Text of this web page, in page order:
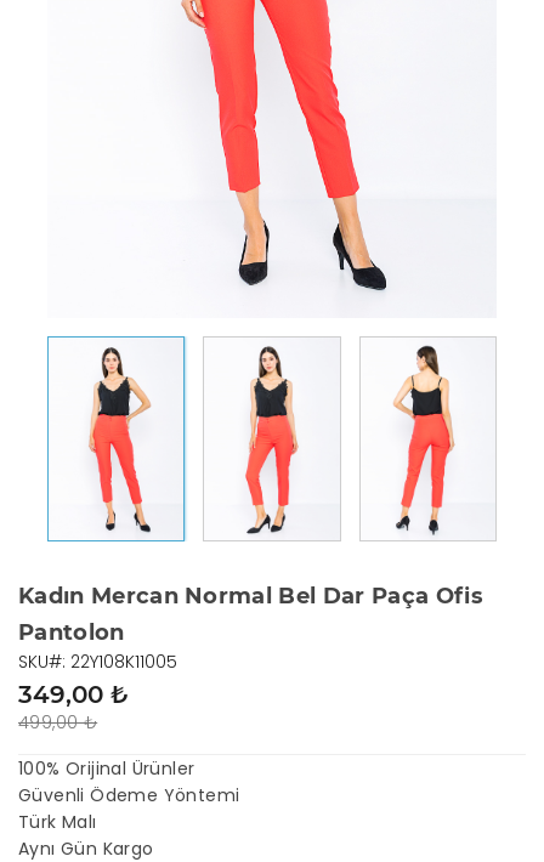
Kadın Mercan Normal Bel Dar Paça Ofis
Pantolon
499,00 ₺
349,00 ₺
SKU#: 22Y108K11005
100% Orijinal Ürünler
Güvenli Ödeme Yöntemi
Türk Malı
Aynı Gün Kargo